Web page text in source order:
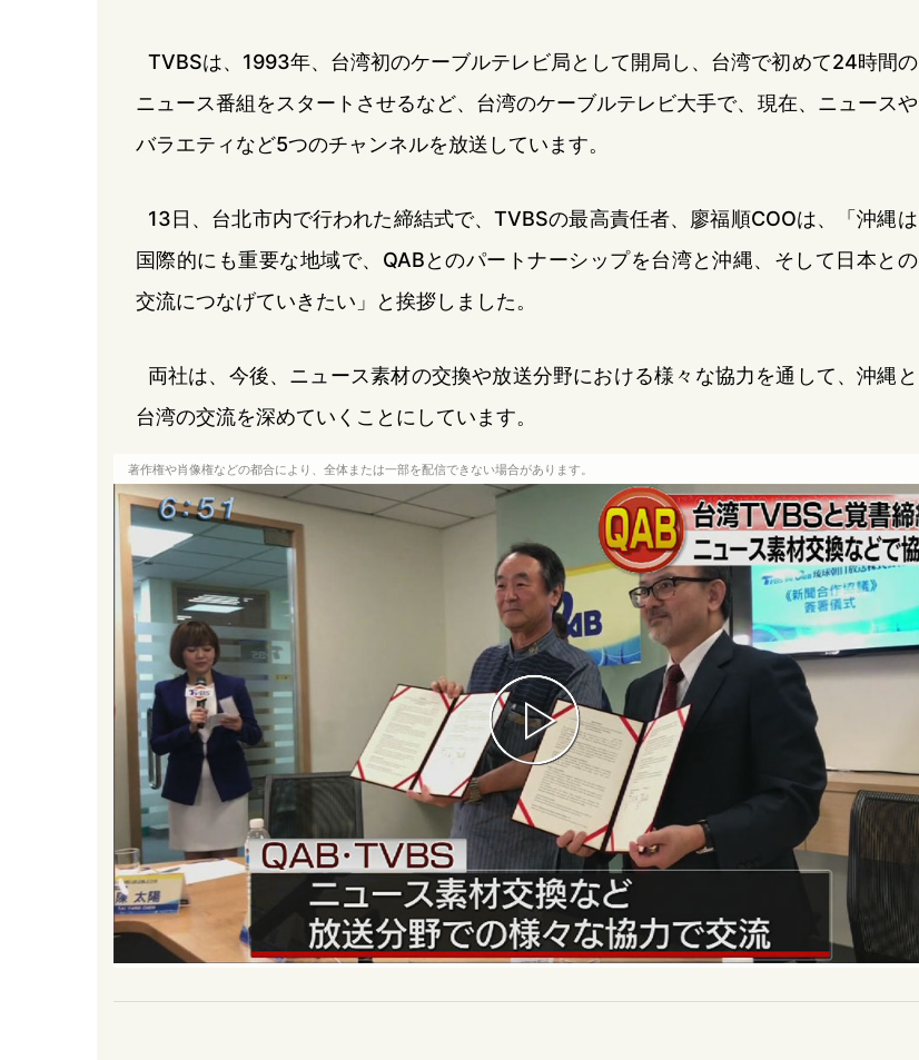
TVBSは、1993年、台湾初のケーブルテレビ局として開局し、台湾で初めて24時間の
ニュース番組をスタートさせるなど、台湾のケーブルテレビ大手で、現在、ニュースや
バラエティなど5つのチャンネルを放送しています。
13日、台北市内で行われた締結式で、TVBSの最高責任者、廖福順COOは、「沖縄は
国際的にも重要な地域で、QABとのパートナーシップを台湾と沖縄、そして日本との
交流につなげていきたい」と挨拶しました。
両社は、今後、ニュース素材の交換や放送分野における様々な協力を通して、沖縄と
台湾の交流を深めていくことにしています。
著作権や肖像権などの都合により、全体または一部を配信できない場合があります。